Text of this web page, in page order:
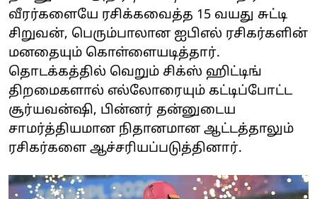
வீரர்களையே ரசிக்கவைத்த 15 வயது சுட்டி
சிறுவன், பெரும்பாலான ஐபிஎல் ரசிகர்களின்
மனதையும் கொள்ளையடித்தார்.
தொடக்கத்தில் வெறும் சிக்ஸ் ஹிட்டிங்
திறமைகளால் எல்லோரையும் கட்டிப்போட்ட
சூர்யவன்ஷி, பின்னர் தன்னுடைய
சாமர்த்தியமான நிதானமான ஆட்டத்தாலும்
ரசிகர்களை ஆச்சரியப்படுத்தினார்.